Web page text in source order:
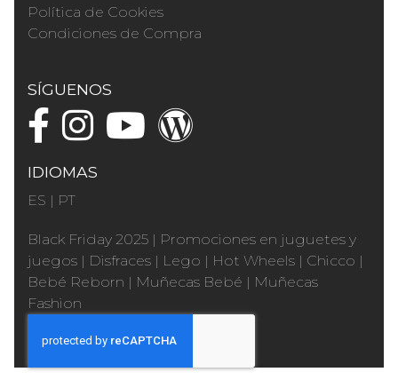
Política de Cookies
Condiciones de Compra
SÍGUENOS
IDIOMAS
ES | PT
Black Friday 2025 | Promociones en juguetes y
juegos | Disfraces | Lego | Hot Wheels | Chicco |
Bebé Reborn | Muñecas Bebé | Muñecas
Fashion